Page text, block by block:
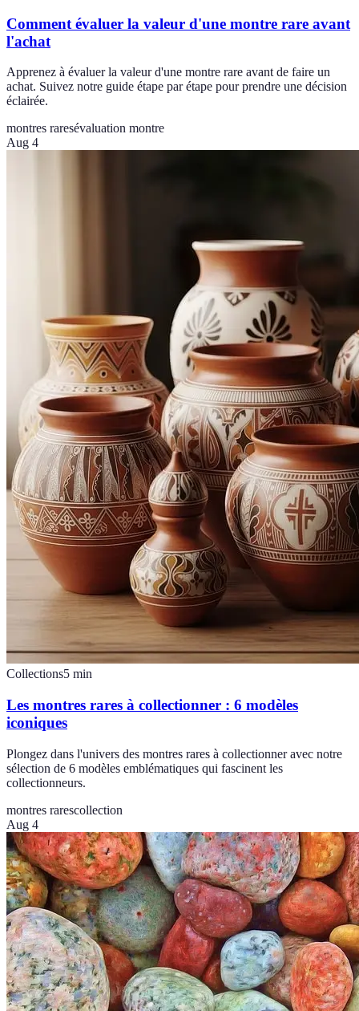
Comment évaluer la valeur d'une montre rare avant
l'achat
Apprenez à évaluer la valeur d'une montre rare avant de faire un
achat. Suivez notre guide étape par étape pour prendre une décision
éclairée.
montres raresévaluation montre
Aug 4
Collections5 min
Les montres rares à collectionner : 6 modèles
iconiques
Plongez dans l'univers des montres rares à collectionner avec notre
sélection de 6 modèles emblématiques qui fascinent les
collectionneurs.
montres rarescollection
Aug 4